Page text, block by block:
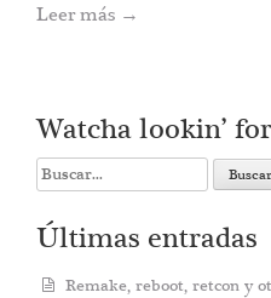
Leer más →
Watcha lookin’
Search
for:
Últimas entradas
Remake, reboot, retcon y